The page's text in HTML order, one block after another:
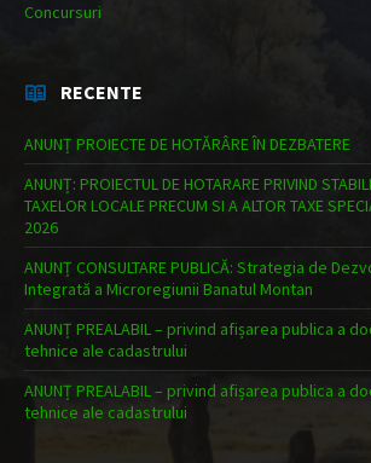
Concursuri
RECENTE
ANUNȚ PROIECTE DE HOTĂRÂRE ÎN DEZBATERE
ANUNȚ: PROIECTUL DE HOTARARE PRIVIND
TAXELOR LOCALE PRECUM SI A ALTOR TAXE
2026
ANUNȚ CONSULTARE PUBLICĂ: Strategia de
Integrată a Microregiunii Banatul Montan
ANUNȚ PREALABIL – privind afișarea publica a
tehnice ale cadastrului
ANUNȚ PREALABIL – privind afișarea publica a
tehnice ale cadastrului